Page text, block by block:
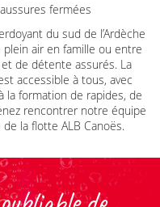
fermées
du sud de l’Ardèche
air en famille ou entre
de détente assurés. La
accessible à tous, avec
la formation de rapides, de
rencontrer notre équipe
la flotte ALB Canoës.